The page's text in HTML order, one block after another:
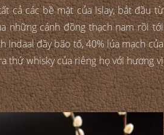
cả các bề mặt của Islay, bắt đầu từ
những cánh đồng thạch nam rồi tới
Indaal đầy bão tố, 40% lúa mạch của
thứ whisky của riêng họ với hương vị